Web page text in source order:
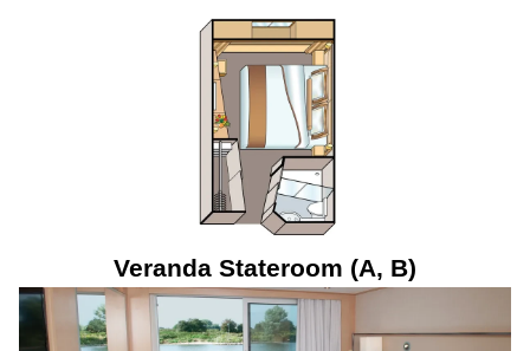
Veranda Stateroom (A, B)